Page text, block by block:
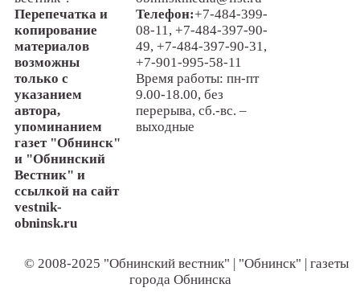
Перепечатка и
копирование
материалов
возможны
только с
указанием
автора,
упоминанием
газет "Обнинск"
и "Обнинский
Вестник" и
ссылкой на сайт
vestnik-
obninsk.ru
Телефон:+7-484-399-
08-11, +7-484-397-90-
49, +7-484-397-90-31,
+7-901-995-58-11
Время работы: пн-пт
9.00-18.00, без
перерыва, сб.-вс. –
выходные
© 2008-2025 "Обнинский вестник" | "Обнинск" | газеты
города Обнинска